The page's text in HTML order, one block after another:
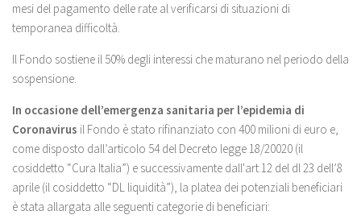
mesi del pagamento delle rate al verificarsi di situazioni di
temporanea difficoltà.
Il Fondo sostiene il 50% degli interessi che maturano nel periodo della
sospensione.
In occasione dell’emergenza sanitaria per l’epidemia di
Coronavirus il Fondo è stato rifinanziato con 400 milioni di euro e,
come disposto dall’articolo 54 del Decreto legge 18/20020 (il
cosiddetto “Cura Italia”) e successivamente dall'art.12 del dl 23 dell’8
aprile (il cosiddetto “DL liquidità”), la platea dei potenziali beneficiari
è stata allargata alle seguenti categorie di beneficiari: